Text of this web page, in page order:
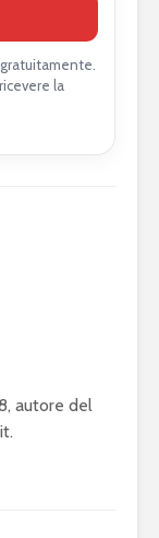
la
autore del